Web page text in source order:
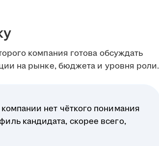
компания готова обсуждать
на рынке, бюджета и уровня роли.
нет чёткого понимания
кандидата, скорее всего,